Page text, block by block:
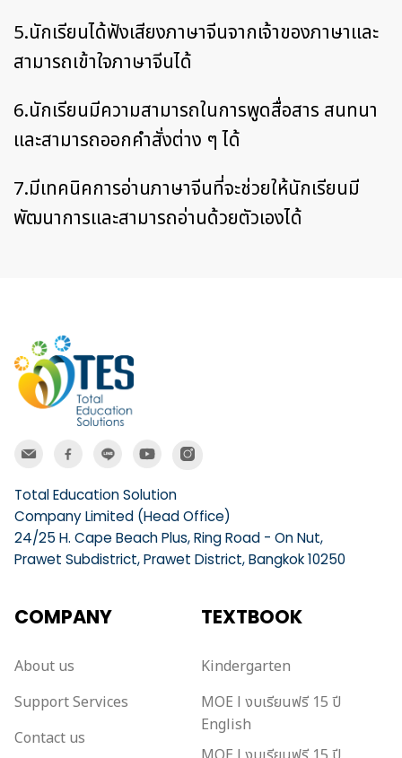
5.นักเรียนได้ฟังเสียงภาษาจีนจากเจ้าของภาษาและ
สามารถเข้าใจภาษาจีนได้
6.นักเรียนมีความสามารถในการพูดสื่อสาร สนทนา
และสามารถออกคำสั่งต่าง ๆ ได้
7.มีเทคนิคการอ่านภาษาจีนที่จะช่วยให้นักเรียนมี
พัฒนาการและสามารถอ่านด้วยตัวเองได้
Total Education Solution
Company Limited (Head Office)
24/25 H. Cape Beach Plus, Ring Road - On Nut,
Prawet Subdistrict, Prawet District, Bangkok 10250
COMPANY
About us
Support Services
Contact us
TEXTBOOK
Kindergarten
MOE l งบเรียนฟรี 15 ปี
English